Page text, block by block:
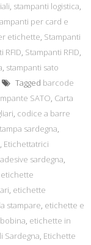
, stampanti logistica,
per card e
etichette, Stampanti
RFID, Stampanti RFID,
, stampanti sato
Tagged barcode
SATO, Carta
, codice a barre
sardegna,
, Etichettatrici
sardegna,
etichette
, etichette
stampare, etichette e
, etichette in
Sardegna, Etichette